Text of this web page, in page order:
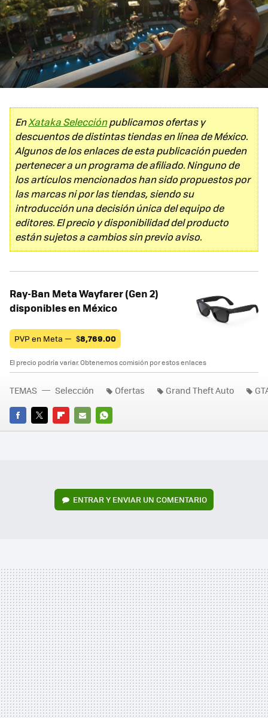
EnXataka Selecciónpublicamos ofertas y
descuentos de distintas tiendas en línea de México.
Algunos de los enlaces de esta publicación pueden
pertenecer a un programa de afiliado. Ninguno de
los artículos mencionados han sido propuestos por
las marcas ni por las tiendas, siendo su
introducción una decisión única del equipo de
editores. El precio y disponibilidad del producto
están sujetos a cambios sin previo aviso.
Ray-Ban Meta Wayfarer (Gen 2)
disponibles en México
PVP en Meta — $8,769.00
El precio podría variar. Obtenemos comisión por estos enlaces
FACEBOOK
TWITTERFLIPBOARD
E-
WHATSAPP
TEMAS Selección Ofertas Grand Theft Auto
ENTRAR Y ENVIAR UN COMENTARIO